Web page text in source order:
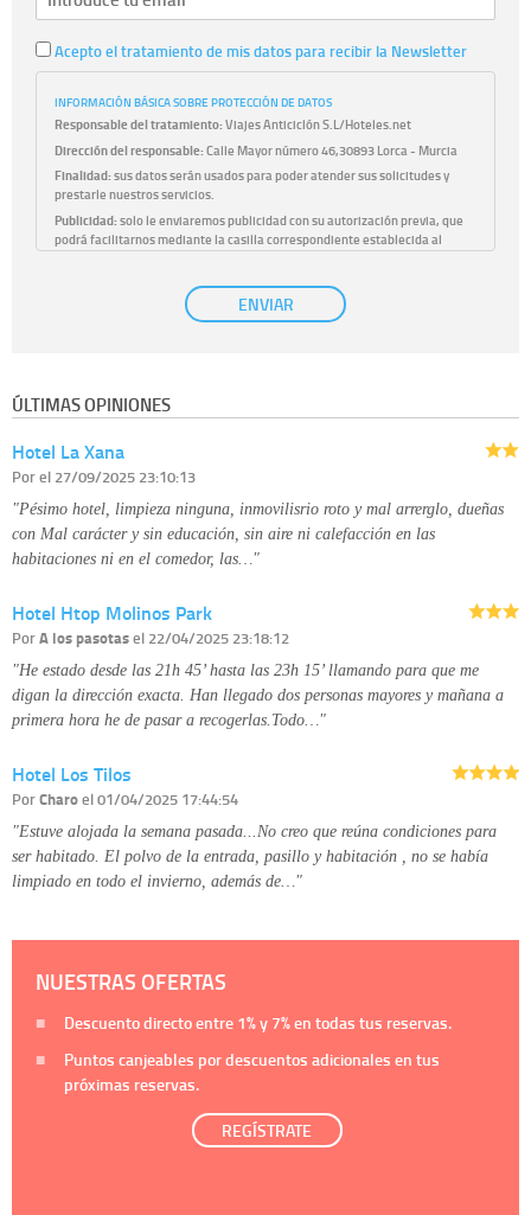
Acepto el tratamiento de mis datos para recibir la Newsletter
INFORMACIÓN BÁSICA SOBRE PROTECCIÓN DE DATOS
Responsable del tratamiento:Viajes Anticiclón S.L/Hoteles.net
Dirección del responsable:Calle Mayor número 46,30893 Lorca - Murcia
Finalidad:sus datos serán usados para poder atender sus solicitudes y
prestarle nuestros servicios.
Publicidad:solo le enviaremos publicidad con su autorización previa, que
podrá facilitarnos mediante la casilla correspondiente establecida al
únicamente trataremos sus datos con su consentimiento
previo, que podrá facilitarnos mediante la casilla correspondiente
Derechos:tiene derecho a saber qué información tenemos sobre usted,
disponible en nuestra página web.
Información complementaria:
ENVIAR
ÚLTIMAS OPINIONES
Hotel La Xana
Porel 27/09/2025 23:10:13
"Pésimo hotel, limpieza ninguna, inmovilisrio roto y mal arrerglo, dueñas
con Mal carácter y sin educación, sin aire ni calefacción en las
habitaciones ni en el comedor, las…"
Hotel Htop Molinos Park
PorA los pasotasel 22/04/2025 23:18:12
"He estado desde las 21h 45’ hasta las 23h 15’ llamando para que me
digan la dirección exacta. Han llegado dos personas mayores y mañana a
primera hora he de pasar a recogerlas.Todo…"
Hotel Los Tilos
PorCharoel 01/04/2025 17:44:54
"Estuve alojada la semana pasada...No creo que reúna condiciones para
ser habitado. El polvo de la entrada, pasillo y habitación , no se había
limpiado en todo el invierno, además de…"
NUESTRAS OFERTAS
Descuento directo entre 1%y 7%en todas tus reservas.
Puntos canjeables por descuentos adicionales en tus
próximas reservas.
REGÍSTRATE